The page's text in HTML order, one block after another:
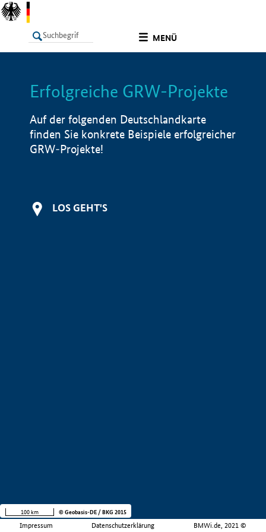
MENÜ
LISTE Info
Erfolgreiche GRW-Projekte
Auf der folgenden Deutschlandkarte
finden Sie konkrete Beispiele erfolgreicher
GRW-Projekte!
LOS GEHT'S
Impressum Datenschutzerklärung BMWi.de, 2021 ©
100 km © Geobasis-DE / BKG 2015